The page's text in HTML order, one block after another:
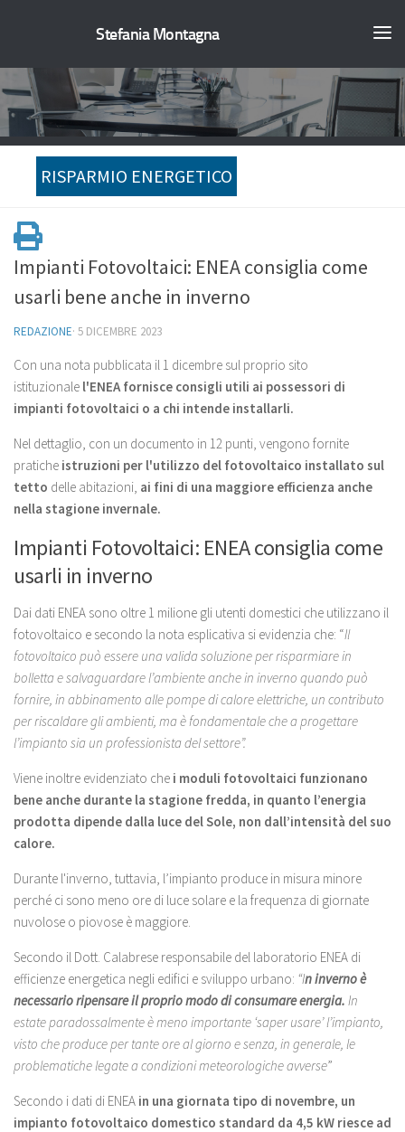
Stefania Montagna
RISPARMIO ENERGETICO
Impianti Fotovoltaici: ENEA consiglia come
usarli bene anche in inverno
REDAZIONE· 5 DICEMBRE 2023
Con una nota pubblicata il 1 dicembre sul proprio sito
istituzionale l'ENEA fornisce consigli utili ai possessori di
impianti fotovoltaici o a chi intende installarli.
Nel dettaglio, con un documento in 12 punti, vengono fornite
pratiche istruzioni per l'utilizzo del fotovoltaico installato sul
tetto delle abitazioni, ai fini di una maggiore efficienza anche
nella stagione invernale.
Impianti Fotovoltaici: ENEA consiglia come
usarli in inverno
Dai dati ENEA sono oltre 1 milione gli utenti domestici che utilizzano il
fotovoltaico e secondo la nota esplicativa si evidenzia che: “Il
fotovoltaico può essere una valida soluzione per risparmiare in
bolletta e salvaguardare l’ambiente anche in inverno quando può
fornire, in abbinamento alle pompe di calore elettriche, un contributo
per riscaldare gli ambienti, ma è fondamentale che a progettare
l’impianto sia un professionista del settore”.
Viene inoltre evidenziato che i moduli fotovoltaici funzionano
bene anche durante la stagione fredda, in quanto l’energia
prodotta dipende dalla luce del Sole, non dall’intensità del suo
calore.
Durante l'inverno, tuttavia, l’impianto produce in misura minore
perché ci sono meno ore di luce solare e la frequenza di giornate
nuvolose o piovose è maggiore.
Secondo il Dott. Calabrese responsabile del laboratorio ENEA di
efficienze energetica negli edifici e sviluppo urbano: “In inverno è
necessario ripensare il proprio modo di consumare energia. In
estate paradossalmente è meno importante ‘saper usare’ l’impianto,
visto che produce per tante ore al giorno e senza, in generale, le
problematiche legate a condizioni meteorologiche avverse”
Secondo i dati di ENEA in una giornata tipo di novembre, un
impianto fotovoltaico domestico standard da 4,5 kW riesce ad